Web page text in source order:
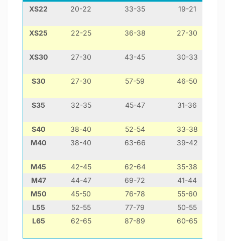
XS22 20-22 33-35 19-21
XS25 22-25 36-38 27-30
XS30 27-30 43-45 30-33
S30 27-30 57-59 46-50
S35 32-35 45-47 31-36
S40 38-40 52-54 33-38
M40
38-40 63-66 39-42
М45 42-45 62-64
35-38
М47
44-47 69-72
41-44
М50
45-50 76-78
55-60
L55
52-55 77-79
50-55
L65
62-65 87-89 60-65